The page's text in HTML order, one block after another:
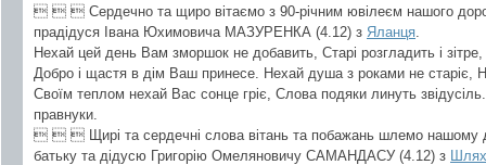
   Сердечно та щиро вітаємо з 90-річним ювілеєм нашого
прадідуся Івана Юхимовича МАЗУРЕНКА (4.12) з Яланця
Нехай цей день Вам зморшок не добавить, Старі розгладить і
Добро і щастя в дім Ваш принесе. Нехай душа з роками не старіє, На
Своїм теплом нехай Вас сонце гріє, Слова подяки линуть
правнуки.
   Щирі та сердечні слова вітань та побажань шлемо нашому
батьку та дідусю Григорію Омеляновичу САМАНДАСУ (4.12) з